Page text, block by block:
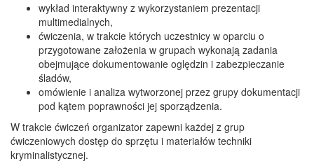
wykład interaktywny z wykorzystaniem prezentacji
multimedialnych,
ćwiczenia, w trakcie których uczestnicy w oparciu o
przygotowane założenia w grupach wykonają zadania
obejmujące dokumentowanie oględzin i zabezpieczanie
śladów,
omówienie i analiza wytworzonej przez grupy dokumentacji
pod kątem poprawności jej sporządzenia.
W trakcie ćwiczeń organizator zapewni każdej z grup
ćwiczeniowych dostęp do sprzętu i materiałów techniki
kryminalistycznej.